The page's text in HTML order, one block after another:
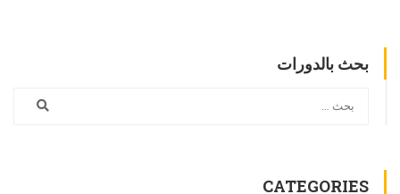
بحث بالدورات
CATEGORIES